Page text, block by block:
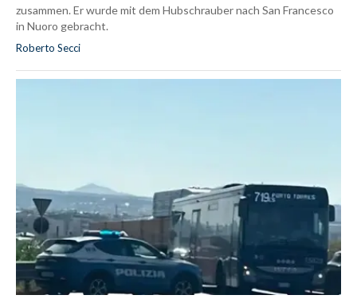
zusammen. Er wurde mit dem Hubschrauber nach San Francesco
in Nuoro gebracht.
Roberto Secci